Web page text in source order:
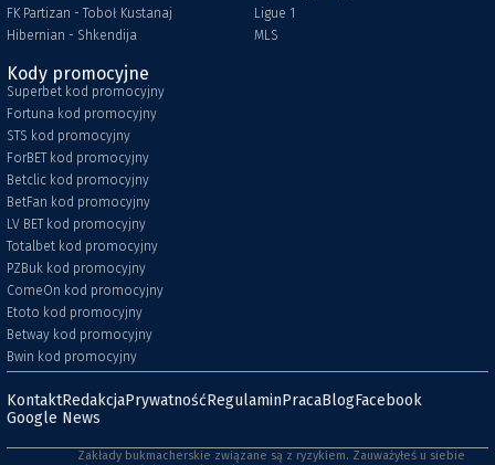
FK Partizan - Toboł Kustanaj
Hibernian - Shkendija
Ligue 1
MLS
Kody promocyjne
Superbet kod promocyjny
Fortuna kod promocyjny
STS kod promocyjny
ForBET kod promocyjny
Betclic kod promocyjny
BetFan kod promocyjny
LV BET kod promocyjny
Totalbet kod promocyjny
PZBuk kod promocyjny
ComeOn kod promocyjny
Etoto kod promocyjny
Betway kod promocyjny
Bwin kod promocyjny
KontaktRedakcjaPrywatnośćRegulaminPracaBlogFacebook
Google News
Zakłady bukmacherskie związane są z ryzykiem. Zauważyłeś u siebie